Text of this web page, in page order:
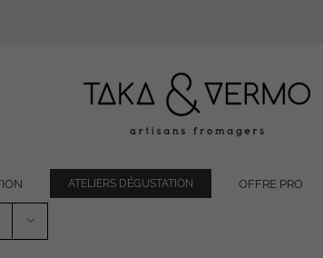
ATELIERS DÉGUSTATION OFFRE PRO